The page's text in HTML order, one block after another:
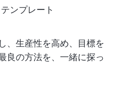
ンプレート
、生産性を高め、目標を
良の方法を、一緒に探っ